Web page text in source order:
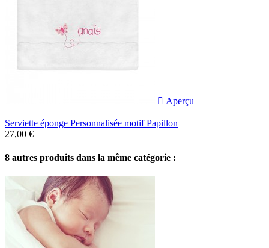
 Aperçu
Serviette éponge Personnalisée motif Papillon
27,00 €
8 autres produits dans la même catégorie :